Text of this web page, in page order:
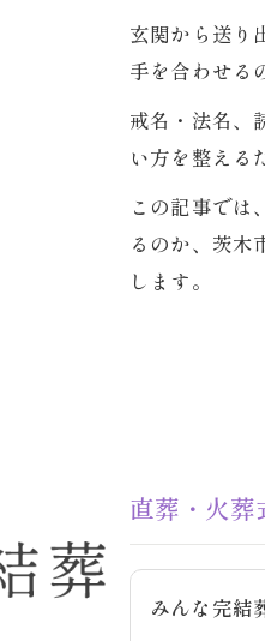
玄関から送り
手を合わせる
戒名・法名、
い方を整える
この記事では
るのか、茨木
します。
直葬・火葬
みんな完結